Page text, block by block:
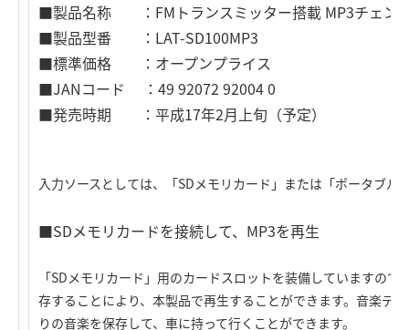
■製品名称 ：FMトランスミッター搭載 MP3チェン
■製品型番 ：LAT-SD100MP3
■標準価格 ：オープンプライス
■JANコード ：49 92072 92004 0
■発売時期 ：平成17年2月上旬（予定）
入力ソースとしては、「SDメモリカード」または「ポータブ
■SDメモリカードを接続して、MP3を再生
「SDメモリカード」用のカードスロットを装備していますの
存することにより、本製品で再生することができます。音楽デ
りの音楽を保存して、車に持って行くことができます。